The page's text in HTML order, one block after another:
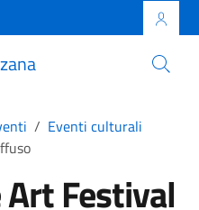
Eventi culturali
Festival